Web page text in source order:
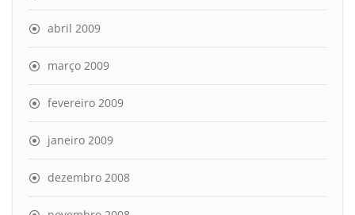
abril 2009
março 2009
fevereiro 2009
janeiro 2009
dezembro 2008